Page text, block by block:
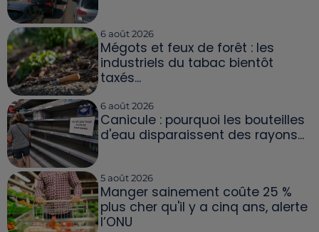
6 août 2026
Mégots et feux de forêt : les
industriels du tabac bientôt
taxés...
6 août 2026
Canicule : pourquoi les bouteilles
d'eau disparaissent des rayons...
5 août 2026
Manger sainement coûte 25 %
plus cher qu'il y a cinq ans, alerte
l’ONU